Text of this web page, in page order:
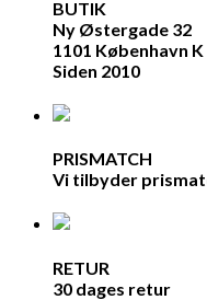
BUTIK
Ny Østergade 32
1101 København K
Siden 2010
PRISMATCH
Vi tilbyder
RETUR
30 dages retur